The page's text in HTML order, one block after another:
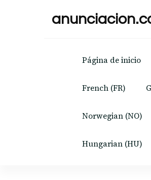
Página de inicio
French (FR)
Norwegian (NO)
Hungarian (HU)